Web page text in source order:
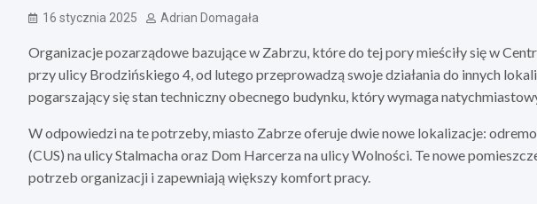
16 stycznia 2025 Adrian Domagała
Organizacje pozarządowe bazujące w Zabrzu, które do tej pory mieściły się w
przy ulicy Brodzińskiego 4, od lutego przeprowadzą swoje działania do innych
pogarszający się stan techniczny obecnego budynku, który wymaga
W odpowiedzi na te potrzeby, miasto Zabrze oferuje dwie nowe lokalizacje:
(CUS) na ulicy Stalmacha oraz Dom Harcerza na ulicy Wolności. Te nowe
potrzeb organizacji i zapewniają większy komfort pracy.